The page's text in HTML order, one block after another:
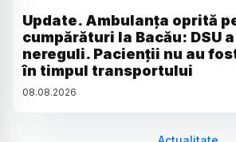
Update. Ambulanța oprită
cumpărături la Bacău: DSU
nereguli. Pacienții nu au
în timpul transportului
08.08.2026